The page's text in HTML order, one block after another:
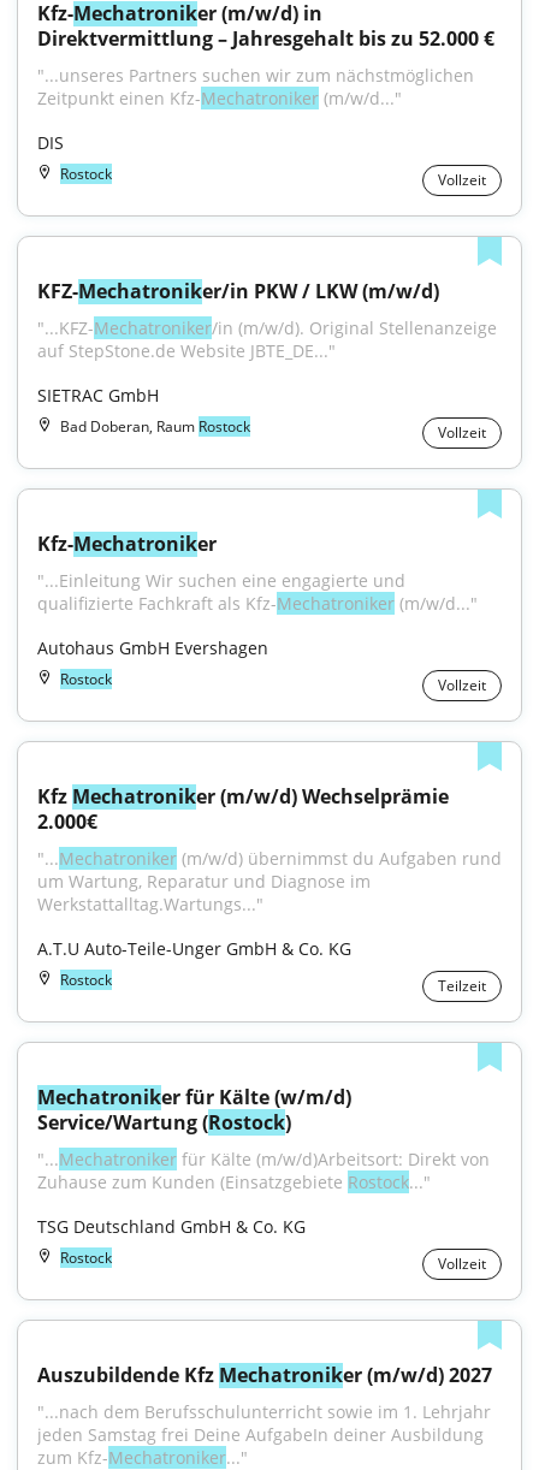
Kfz-Mechatroniker (m/w/d) in
Direktvermittlung – Jahresgehalt bis zu 52.000 €
"...unseres Partners suchen wir zum nächstmöglichen
Zeitpunkt einen Kfz-Mechatroniker (m/w/d..."
DIS
Rostock Vollzeit
KFZ-Mechatroniker/in PKW / LKW (m/w/d)
"...KFZ-Mechatroniker/in (m/w/d). Original Stellenanzeige
auf StepStone.de Website JBTE_DE..."
SIETRAC GmbH
Bad Doberan, Raum Rostock Vollzeit
Kfz-Mechatroniker
"...Einleitung Wir suchen eine engagierte und
qualifizierte Fachkraft als Kfz-Mechatroniker (m/w/d..."
Autohaus GmbH Evershagen
Rostock Vollzeit
Kfz Mechatroniker (m/w/d) Wechselprämie
2.000€
"...Mechatroniker (m/w/d) übernimmst du Aufgaben rund
um Wartung, Reparatur und Diagnose im
Werkstattalltag.Wartungs..."
A.T.U Auto-Teile-Unger GmbH & Co. KG
Rostock Teilzeit
Mechatroniker für Kälte (w/m/d)
Service/Wartung (Rostock)
"...Mechatroniker für Kälte (m/w/d)Arbeitsort: Direkt von
Zuhause zum Kunden (Einsatzgebiete Rostock..."
TSG Deutschland GmbH & Co. KG
Rostock Vollzeit
Auszubildende Kfz Mechatroniker (m/w/d) 2027
"...nach dem Berufsschulunterricht sowie im 1. Lehrjahr
jeden Samstag frei Deine AufgabeIn deiner Ausbildung
zum Kfz-Mechatroniker..."